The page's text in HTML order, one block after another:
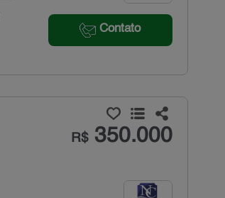
Contato
R$350.000